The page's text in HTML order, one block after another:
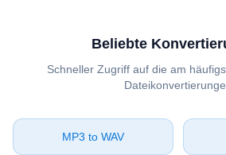
Beliebte
Schneller Zugriff auf die am
⁦MP3⁩ to ⁦WAV⁩